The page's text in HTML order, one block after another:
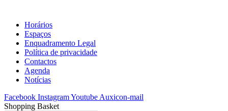
Horários
Espaços
Enquadramento Legal
Política de privacidade
Contactos
Agenda
Notícias
Facebook InstagramYoutube Auxicon-mail
Shopping Basket